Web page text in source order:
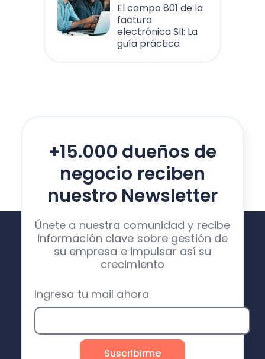
El campo 801 de la
factura
electrónica SII: La
guía práctica
+15.000 dueños de
negocio reciben
nuestro Newsletter
Únete a nuestra comunidad y recibe
información clave sobre gestión de
su empresa e impulsar así su
crecimiento
Ingresa tu mail ahora